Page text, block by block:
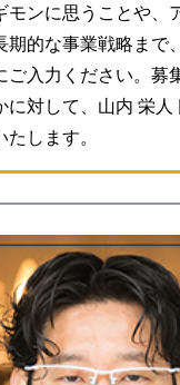
モンに思うことや、
期的な事業戦略まで
ご入力ください。募
に対して、山内 栄人
します。